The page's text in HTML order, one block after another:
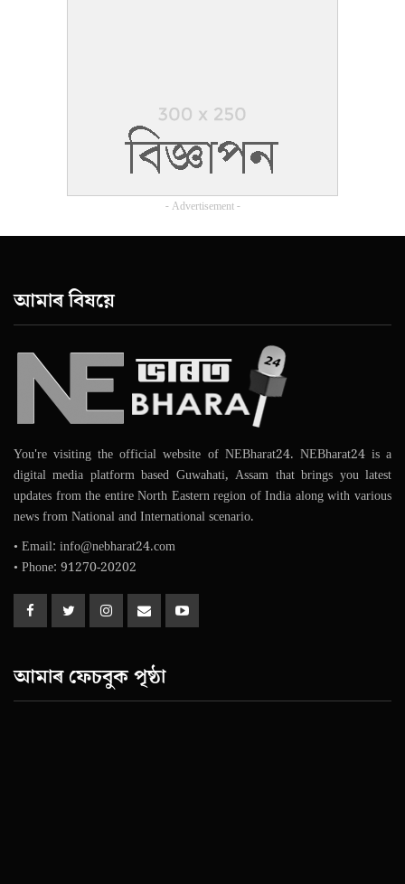
- Advertisement -
আমাৰ বিষয়ে
You're visiting the official website of NEBharat24. NEBharat24 is a
digital media platform based Guwahati, Assam that brings you latest
updates from the entire North Eastern region of India along with various
news from National and International scenario.
• Email: info@nebharat24.com
• Phone: 91270-20202
আমাৰ ফেচবুক পৃষ্ঠা